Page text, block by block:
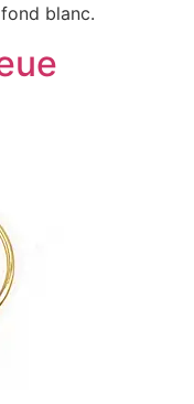
blanc.